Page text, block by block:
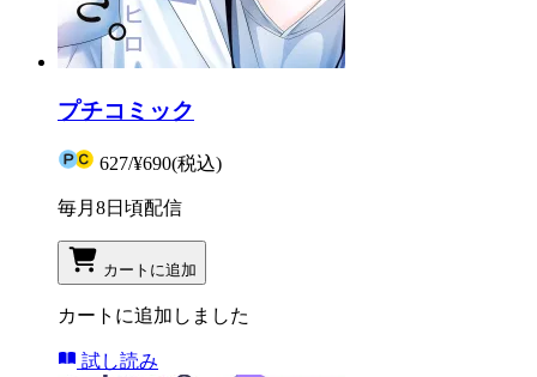
プチコミック
627/¥690(税込)
毎月8日頃配信
カートに追加
カートに追加しました
試し読み